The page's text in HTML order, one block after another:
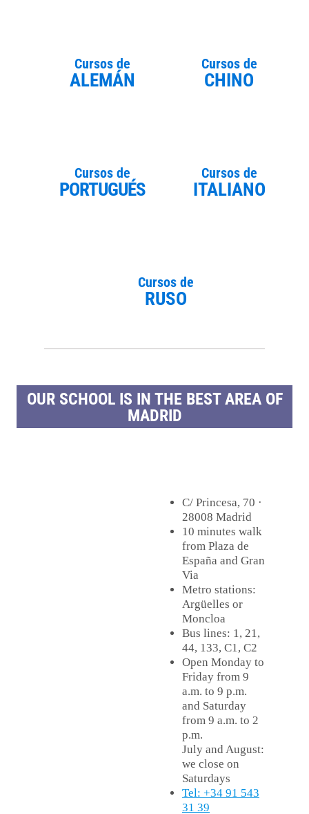
Cursos de
ALEMÁN
Cursos de
CHINO
Cursos de
PORTUGUÉS
Cursos de
ITALIANO
Cursos de
RUSO
OUR SCHOOL IS IN THE BEST AREA OF
MADRID
C/ Princesa, 70 ·
28008 Madrid
10 minutes walk
from Plaza de
España and Gran
Via
Metro stations:
Argüelles or
Moncloa
Bus lines: 1, 21,
44, 133, C1, C2
Open Monday to
Friday from 9
a.m. to 9 p.m.
and Saturday
from 9 a.m. to 2
p.m.
July and August:
we close on
Saturdays
Tel: +34 91 543
31 39